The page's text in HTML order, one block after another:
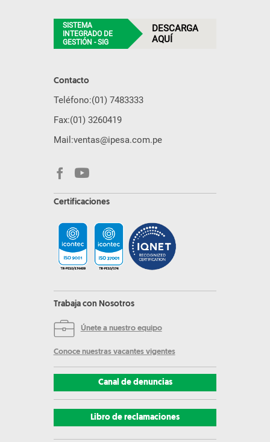
SISTEMA
INTEGRADO DE
GESTIÓN - SIG
DESCARGA
AQUÍ
Contacto
Teléfono:(01) 7483333
Fax:(01) 3260419
Mail:ventas@ipesa.com.pe
Certificaciones
Trabaja con Nosotros
Únete a nuestro equipo
Conoce nuestras vacantes vigentes
Canal de denuncias
Libro de reclamaciones